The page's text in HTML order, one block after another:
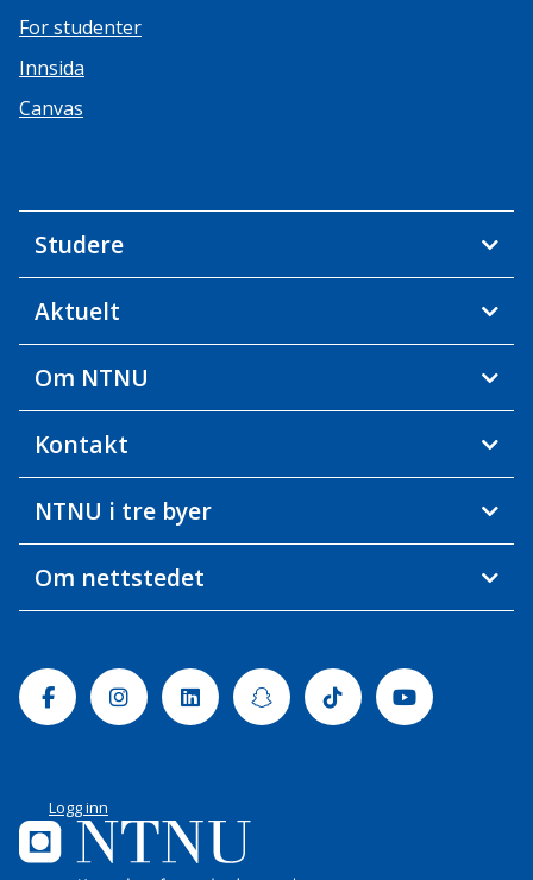
For studenter
Innsida
Canvas
Studere
Aktuelt
Om NTNU
Kontakt
NTNU i tre byer
Om nettstedet
FacebookInstagramLinkedinSnapchatTiktok Youtube
Logg inn